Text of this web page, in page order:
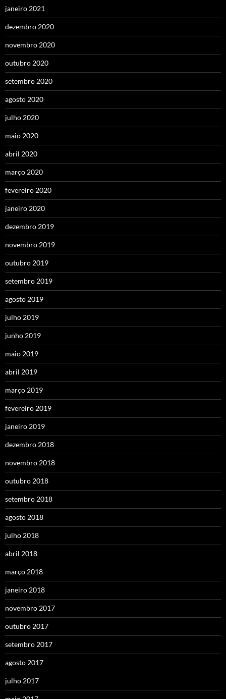
janeiro 2021
dezembro 2020
novembro 2020
outubro 2020
setembro 2020
agosto 2020
julho 2020
maio 2020
abril 2020
março 2020
fevereiro 2020
janeiro 2020
dezembro 2019
novembro 2019
outubro 2019
setembro 2019
agosto 2019
julho 2019
junho 2019
maio 2019
abril 2019
março 2019
fevereiro 2019
janeiro 2019
dezembro 2018
novembro 2018
outubro 2018
setembro 2018
agosto 2018
julho 2018
abril 2018
março 2018
janeiro 2018
novembro 2017
outubro 2017
setembro 2017
agosto 2017
julho 2017